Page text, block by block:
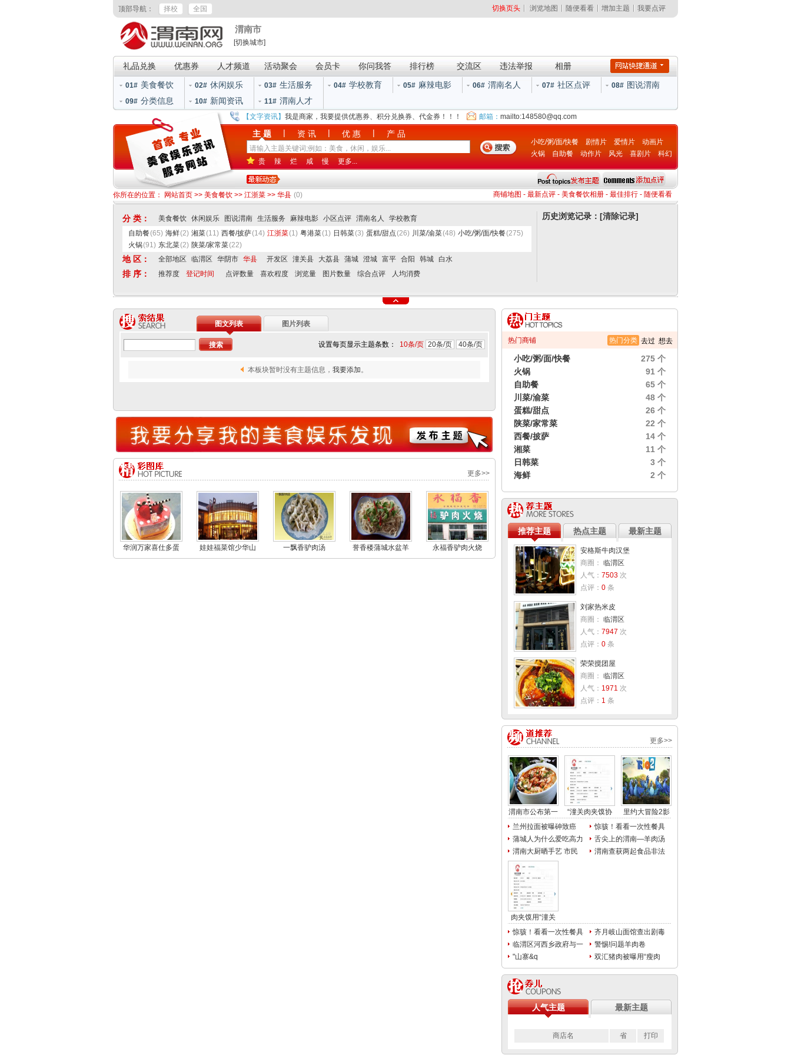
顶部导航： 择校 全国 切换页头 浏览地图 随便看看 增加主题 我要点评
渭南市
[切换城市]
礼品兑换 优惠券 人才频道 活动聚会 会员卡 你问我答 排行榜 交流区 违法举报 相册
01# 美食餐饮 02# 休闲娱乐 03# 生活服务 04# 学校教育 05# 麻辣电影 06# 渭南名人 07# 社区点评 08# 图说渭南
09# 分类信息 10# 新闻资讯 11# 渭南人才
【文字资讯】 我是商家，我要提供优惠券、积分兑换券、代金券！！！ 邮箱： mailto:148580@qq.com
主 题 | 资 讯 | 优 惠 | 产 品
小吃/粥/面/快餐 剧情片 爱情片
动画片
火锅
自助餐 动作片 风光 喜剧片
科幻
贵 辣 烂 咸 慢 更多...
你所在的位置： 网站首页 >> 美食餐饮 >> 江浙菜 >> 华县 (0) 商铺地图 - 最新点评 - 美食餐饮相册 - 最佳排行 - 随便看看
分 类： 美食餐饮 休闲娱乐 图说渭南 生活服务 麻辣电影 小区点评 渭南名人
学校教育
自助餐(65) 海鲜(2) 湘菜(11) 西餐/披萨(14) 江浙菜(1) 粤港菜(1) 日韩菜(3) 蛋糕/甜点(26) 川菜/渝菜(48) 小吃/粥/面/快餐(275)
火锅(91) 东北菜(2) 陕菜/家常菜(22)
地 区： 全部地区 临渭区 华阴市 华县 开发区 潼关县 大荔县 蒲城 澄城 富平 合阳 韩城 白水
排 序： 推荐度 登记时间 点评数量 喜欢程度 浏览量 图片数量 综合点评 人均消费
历史浏览记录：[清除记录]
图文列表 图片列表
设置每页显示主题条数： 10条/页 20条/页 40条/页
本板块暂时没有主题信息， 我要添加。
更多>>
华润万家喜仕多蛋
糕
娃娃福菜馆少华山
石门山庄店
一飘香驴肉汤
誉香楼蒲城水盆羊
肉
永福香驴肉火烧
热门分类 去过 想去
热门商铺
275 个
小吃/粥/面/快餐
91 个
火锅
65 个
自助餐
48 个
川菜/渝菜
26 个
蛋糕/甜点
22 个
陕菜/家常菜
14 个
西餐/披萨
11 个
湘菜
3 个
日韩菜
2 个
海鲜
推荐主题 热点主题 最新主题
安格斯牛肉汉堡
商圈： 临渭区
人气： 7503 次
点评： 0 条
刘家热米皮
商圈： 临渭区
人气： 7947 次
点评： 0 条
荣荣搅团屋
商圈： 临渭区
人气： 1971 次
点评： 1 条
更多>>
渭南市公布第一 “潼关肉夹馍协
里约大冒险2影
兰州拉面被曝砷致癌
惊骇！看看一次性餐具
蒲城人为什么爱吃高力
舌尖上的渭南—羊肉汤
渭南大厨晒手艺 市民
渭南查获两起食品非法
肉夹馍用“潼关
惊骇！看看一次性餐具
齐月岐山面馆查出剧毒
临渭区河西乡政府与一
警惕!问题羊肉卷
"山寨&q
双汇猪肉被曝用“瘦肉
人气主题 最新主题
商店名 省 打印